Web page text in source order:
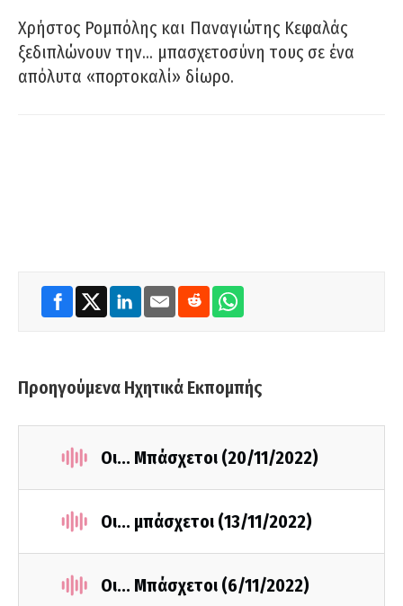
Χρήστος Ρομπόλης και Παναγιώτης Κεφαλάς
ξεδιπλώνουν την… μπασχετοσύνη τους σε ένα
απόλυτα «πορτοκαλί» δίωρο.
Προηγούμενα Ηχητικά Εκπομπής
Οι... Μπάσχετοι (20/11/2022)
Οι... μπάσχετοι (13/11/2022)
Οι... Μπάσχετοι (6/11/2022)